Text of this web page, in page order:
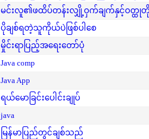
မင်းလူ၏ဖထိပ်တန်းလျှို့ဝှက်ချက်နှင့်ဝတ္ထုတိုမ
ပိုချစ်ရတဲ့သူကိုယ်ပဲဖြစ်ပါစေ
မှိုင်းရာပြည့်အရေးတော်ပုံ
Java comp
Java App
ရယ်မောခြင်းပေါင်းချုပ်
java
မြန်မာပြည်တွင်ချစ်သည်